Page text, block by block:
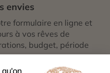
envies
formulaire en ligne et
à vos rêves de
budget, période